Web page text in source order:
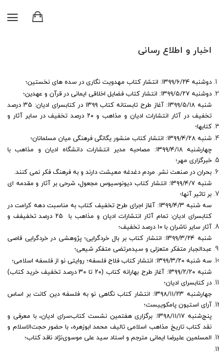
اخبار و اطلاع رسانی
دوشنبه ۱۳۹۹/۶/۲۴: انتشار کتاب مهدویت نگاری در سده های نخستین؛
دوشنبه ۱۳۹۹/۵/۲۷: انتشار کتاب فضایل اخلاقی ایمانی در قرآن و عهدین؛
شنبه ۱۳۹۹/۵/۱۸: آغاز طرح تابستانه کتاب ۱۳۹۹ در کتابسرای ادیان: ۳۵ درصد
تخفیف در آثار انتشارات ادیان و مذاهب و ۲۰ درصد تخفیف در سایر آثار و
کتابها؛
شنبه ۱۳۹۹/۴/۲۸: انتشار کتاب منشور یگانگی فرهنگی میان مسلمانان؛
چهارشنبه ۱۳۹۹/۴/۱۸: مصاحبه مدیر انتشارات دانشگاه ادیان و مذاهب با
خبرگزاری مهر؛‌
بحران در صنعت نشر. مردم دغدغه معیشت دارند و به فرهنگ فکر نمی کنند.
شنبه ۱۳۹۹/۴/۷: انتشار کتاب دیونوسیوس مجعول، شرحی بر آثار و مقدمه ای
بر تاثیر آنها؛
سه شنبه ۱۳۹۹/۴/۳: آغاز اجرای طرح تخفیف کتاب به مناسبت دهه کرامت در
کتابسرای ادیان: تمام آثار انتشارات ادیان و مذاهب با ۲۵ درصد تخفیفف و
آثار سایر ناشران با ۱۰ درصد تخفیف؛
شنبه ۱۳۹۹/۳/۲۴: انتشار کتاب بر بال خردگرایی؛ پژوهشی در خردگرایی قاصی
عبدالجبار متفکر متعزلی و سیدمرتضی متفکر شیعی؛
سه شنبه ۱۳۹۹/۳/۲۰: انتشار کتاب فلاح فلسفه؛ روایتی نو از فلسفه اسلامی؛
شنبه ۱۳۹۹/۲/۲۰: آغاز طرح بهارانه کتاب (۲۰ تا ۳۰ درصد تخفیف خرید کتاب)
در کتابسرای ادیان؛
جهارشنبه ۱۳۹۸/۱۱/۲۳: انتشار کتاب نگاهی نو به فلسفه دین کانت بر اساس
آرای استیون پامکوییست؛
پنج‌شنبه ۱۳۹۸/۱۱/۱۷: برگزاری هفتمین نشست کتاب‌سرای ادیان، با معرفی و
نقد کتاب تاریخ مذاهب اسلامی تالیف محمد ابوزهره، با حضور حجت‌الاسلام و
المسلمین علیرضا ایمانی مترجم و استاد سید علی موسوی‌نژاد ناقد کتاب؛